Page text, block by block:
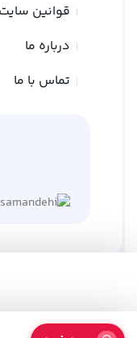
قوانین سایت
درباره ما
تماس با ما
کلیه حقوق